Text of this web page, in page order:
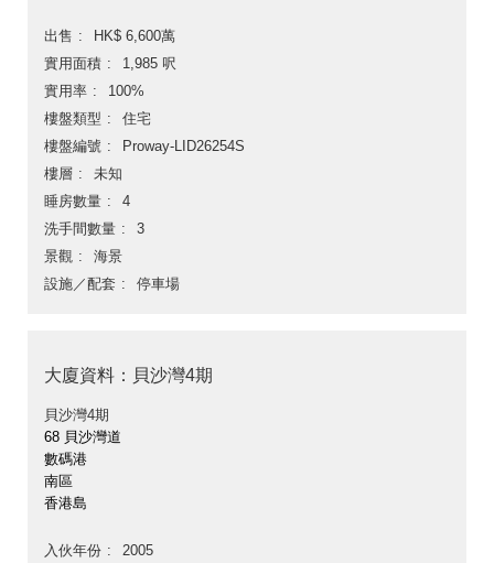
出售
HK$ 6,600萬
實用面積
1,985 呎
實用率
100%
樓盤類型
住宅
樓盤編號
Proway-LID26254S
樓層
未知
睡房數量
4
洗手間數量
3
景觀
海景
設施／配套
停車場
大廈資料：貝沙灣4期
貝沙灣4期
68 貝沙灣道
數碼港
南區
香港島
入伙年份
2005